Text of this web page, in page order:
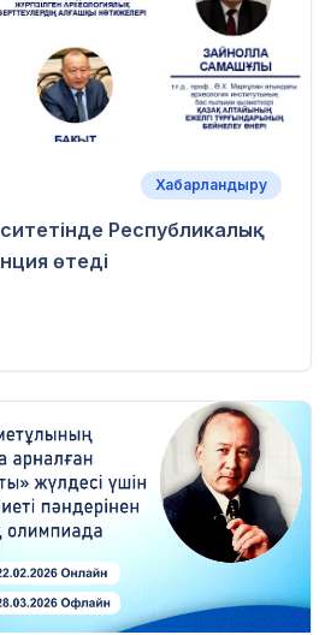
Хабарландыру
Республикалық
өтеді